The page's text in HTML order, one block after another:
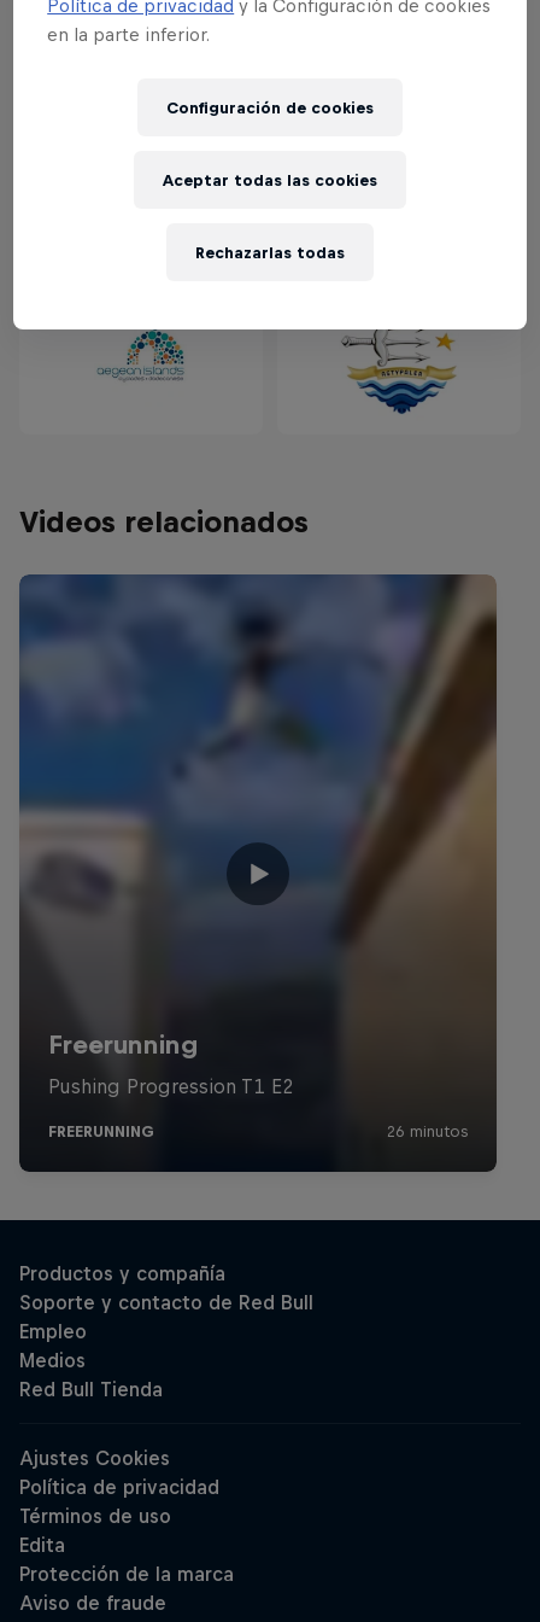
Videos relacionados
Política de privacidad y la Configuración de cookies
en la parte inferior.
Configuración de cookies
Rechazarlas todas
Aceptar todas las cookies